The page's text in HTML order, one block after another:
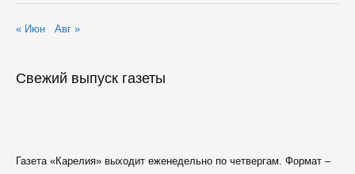
« Июн Авг »
Свежий выпуск газеты
Газета «Карелия» выходит еженедельно по четвергам. Формат –